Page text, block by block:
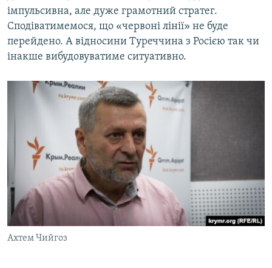
імпульсивна, але дуже грамотний стратег.
Сподіватимемося, що «червоні лінії» не буде
перейдено. А відносини Туреччина з Росією так чи
інакше вибудовуватиме ситуативно.
Ахтем Чийгоз